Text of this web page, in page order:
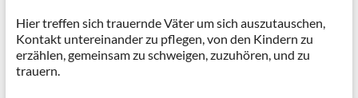
Hier treffen sich trauernde Väter um sich auszutauschen,
Kontakt untereinander zu pflegen, von den Kindern zu
erzählen, gemeinsam zu schweigen, zuzuhören, und zu
trauern.